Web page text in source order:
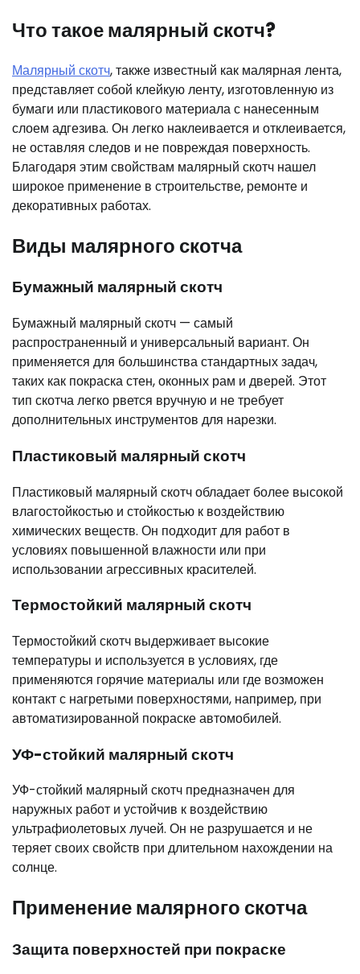
Что такое малярный скотч?
Малярный скотч, также известный как малярная лента,
представляет собой клейкую ленту, изготовленную из
бумаги или пластикового материала с нанесенным
слоем адгезива. Он легко наклеивается и отклеивается,
не оставляя следов и не повреждая поверхность.
Благодаря этим свойствам малярный скотч нашел
широкое применение в строительстве, ремонте и
декоративных работах.
Виды малярного скотча
Бумажный малярный скотч
Бумажный малярный скотч — самый
распространенный и универсальный вариант. Он
применяется для большинства стандартных задач,
таких как покраска стен, оконных рам и дверей. Этот
тип скотча легко рвется вручную и не требует
дополнительных инструментов для нарезки.
Пластиковый малярный скотч
Пластиковый малярный скотч обладает более высокой
влагостойкостью и стойкостью к воздействию
химических веществ. Он подходит для работ в
условиях повышенной влажности или при
использовании агрессивных красителей.
Термостойкий малярный скотч
Термостойкий скотч выдерживает высокие
температуры и используется в условиях, где
применяются горячие материалы или где возможен
контакт с нагретыми поверхностями, например, при
автоматизированной покраске автомобилей.
УФ-стойкий малярный скотч
УФ-стойкий малярный скотч предназначен для
наружных работ и устойчив к воздействию
ультрафиолетовых лучей. Он не разрушается и не
теряет своих свойств при длительном нахождении на
солнце.
Применение малярного скотча
Защита поверхностей при покраске